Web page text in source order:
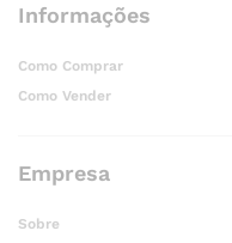
Informações
Como Comprar
Como Vender
Empresa
Sobre